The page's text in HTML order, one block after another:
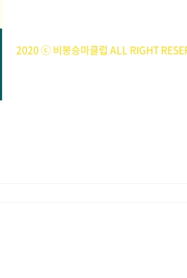
2020 ⓒ 비봉승마클럽 ALL RIGHT